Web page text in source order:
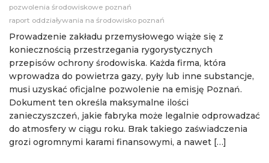
pozwolenia środowiskowe poznań
raport oddziaływania na środowisko poznań
Prowadzenie zakładu przemysłowego wiąże się z
koniecznością przestrzegania rygorystycznych
przepisów ochrony środowiska. Każda firma, która
wprowadza do powietrza gazy, pyły lub inne substancje,
musi uzyskać oficjalne pozwolenie na emisję Poznań.
Dokument ten określa maksymalne ilości
zanieczyszczeń, jakie fabryka może legalnie odprowadzać
do atmosfery w ciągu roku. Brak takiego zaświadczenia
grozi ogromnymi karami finansowymi, a nawet […]